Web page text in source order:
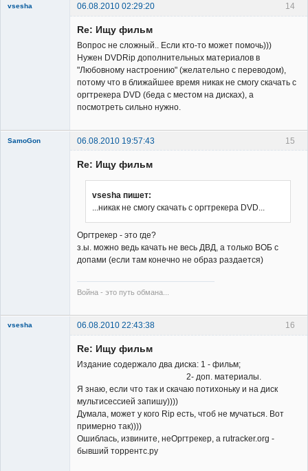
14
vsesha 06.08.2010 02:29:20
Re: Ищу фильм
Вопрос не сложный.. Если кто-то может помочь)))
Нужен DVDRip дополнительных материалов в
"Любовному настроению" (желательно с переводом),
потому что в ближайшее время никак не смогу скачать с
оргтрекера DVD (беда с местом на дисках), а
посмотреть сильно нужно.
15
SamoGon 06.08.2010 19:57:43
Re: Ищу фильм
vsesha пишет:
...никак не смогу скачать с оргтрекера DVD...
Оргтрекер - это где?
з.ы. можно ведь качать не весь ДВД, а только ВОБ с
допами (если там конечно не образ раздается)
Война - это путь обмана...
16
vsesha 06.08.2010 22:43:38
Re: Ищу фильм
Издание содержало два диска: 1 - фильм;
2- доп. материалы.
Я знаю, если что так и скачаю потихоньку и на диск
мультисессией запишу))))
Думала, может у кого Rip есть, чтоб не мучаться. Вот
примерно так))))
Ошиблась, извините, неОргтрекер, а rutracker.org -
бывший торрентс.ру